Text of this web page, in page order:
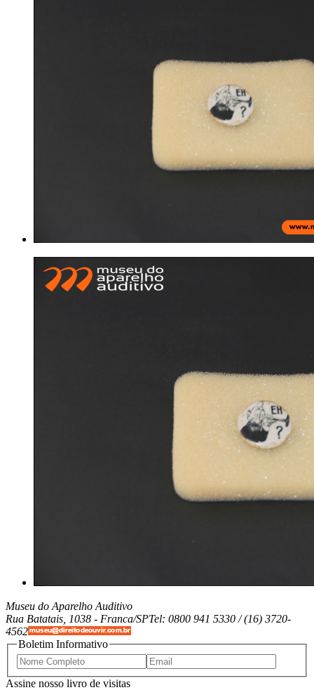
Museu do Aparelho Auditivo
Rua Batatais, 1038 - Franca/SPTel: 0800 941 5330 / (16) 3720-
4562
Boletim Informativo
Assine nosso livro de visitas